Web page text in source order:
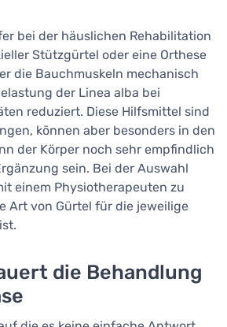
bei der häuslichen Rehabilitation
Stützgürtel oder eine Orthese
die Bauchmuskeln mechanisch
der Linea alba bei
reduziert. Diese Hilfsmittel sind
können aber besonders in den
der Körper noch sehr empfindlich
sein. Bei der Auswahl
einem Physiotherapeuten zu
Art von Gürtel für die jeweilige
die Behandlung